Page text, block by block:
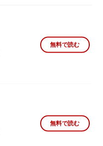
無料で読む
無料で読む